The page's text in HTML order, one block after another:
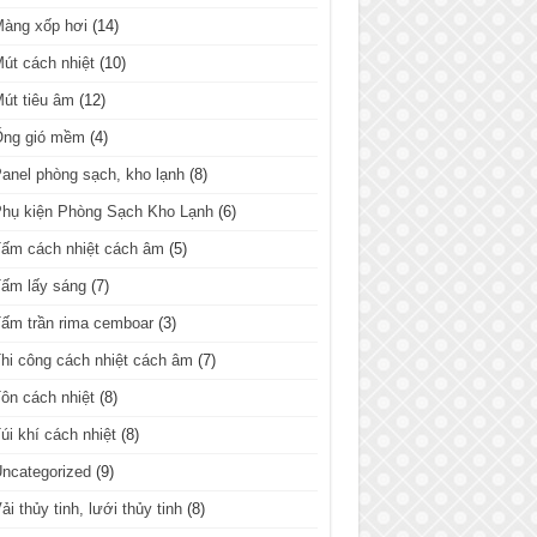
xốp hơi (14)
cách nhiệt (10)
tiêu âm (12)
gió mềm (4)
phòng sạch, kho lạnh (8)
kiện Phòng Sạch Kho Lạnh (6)
cách nhiệt cách âm (5)
lấy sáng (7)
trần rima cemboar (3)
công cách nhiệt cách âm (7)
cách nhiệt (8)
khí cách nhiệt (8)
(9)
thủy tinh, lưới thủy tinh (8)